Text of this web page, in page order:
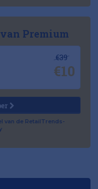
Premium
€39
€10
van de RetailTrends-